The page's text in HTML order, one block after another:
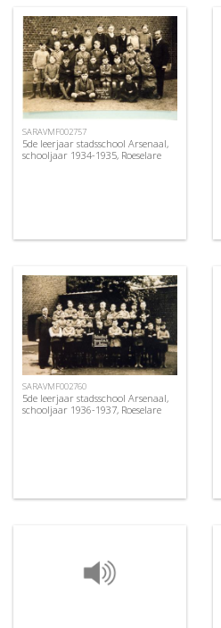
SARAVMF002757
5de leerjaar stadsschool Arsenaal,
schooljaar 1934-1935, Roeselare
SARAVMF002760
5de leerjaar stadsschool Arsenaal,
schooljaar 1936-1937, Roeselare